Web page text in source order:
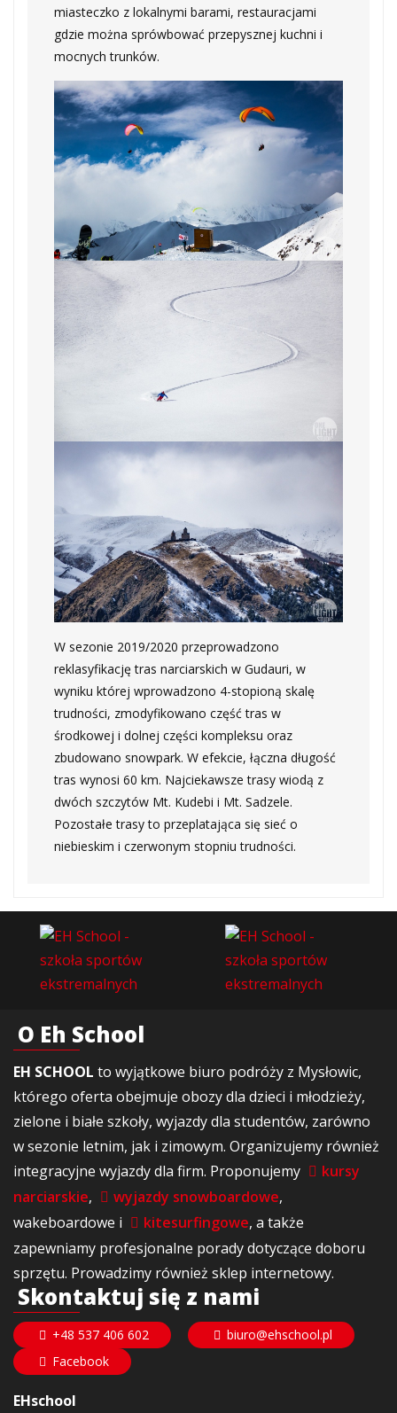
miasteczko z lokalnymi barami, restauracjami
gdzie można sprówbować przepysznej kuchni i
mocnych trunków.
W sezonie 2019/2020 przeprowadzono
reklasyfikację tras narciarskich w Gudauri, w
wyniku której wprowadzono 4-stopioną skalę
trudności, zmodyfikowano część tras w
środkowej i dolnej części kompleksu oraz
zbudowano snowpark. W efekcie, łączna długość
tras wynosi 60 km. Najciekawsze trasy wiodą z
dwóch szczytów Mt. Kudebi i Mt. Sadzele.
Pozostałe trasy to przeplatająca się sieć o
niebieskim i czerwonym stopniu trudności.
O Eh School
EH SCHOOL to wyjątkowe biuro podróży z Mysłowic,
którego oferta obejmuje obozy dla dzieci i młodzieży,
zielone i białe szkoły, wyjazdy dla studentów, zarówno
w sezonie letnim, jak i zimowym. Organizujemy również
integracyjne wyjazdy dla firm. Proponujemy
kursy
narciarskie, wyjazdy snowboardowe,
wakeboardowe i
kitesurfingowe, a także
zapewniamy profesjonalne porady dotyczące doboru
sprzętu. Prowadzimy również sklep internetowy.
Skontaktuj się z nami
+48 537 406 602
biuro@ehschool.pl
Facebook
EHschool